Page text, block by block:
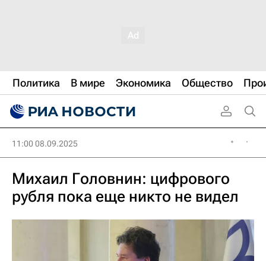
Политика В мире Экономика Общество
11:00 08.09.2025
Михаил Головнин: цифрового
рубля пока еще никто не видел